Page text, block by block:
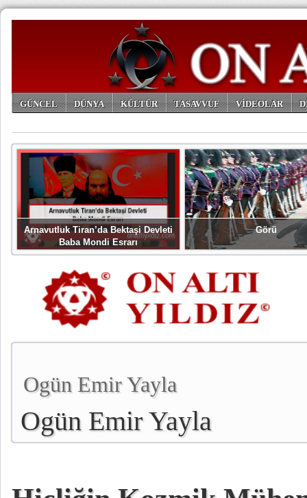
GÜNCEL DÜNYA KÜLTÜR TASAVVUF VİDEOLAR
Arnavutluk Tiran’da Bektaşi Devleti
Baba Mondi Esrarı
Görü
Ogün Emir Yayla
Ogün Emir Yayla